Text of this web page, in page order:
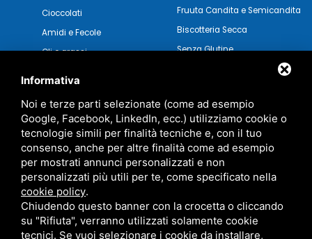
Cioccolati
Amidi e Fecole
Oli e grassi
Fruuta Candita e Semicandita
Biscotteria Secca
Senza Glutine
Informativa
Noi e terze parti selezionate (come ad esempio
Google, Facebook, LinkedIn, ecc.) utilizziamo cookie o
tecnologie simili per finalità tecniche e, con il tuo
consenso, anche per altre finalità come ad esempio
per mostrati annunci personalizzati e non
personalizzati più utili per te, come specificato nella
cookie policy.
Chiudendo questo banner con la crocetta o cliccando
su "Rifiuta", verranno utilizzati solamente cookie
tecnici. Se vuoi selezionare i cookie da installare,